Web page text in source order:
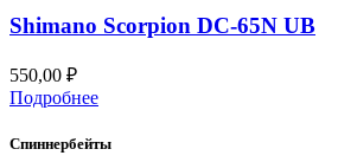
Shimano Scorpion DC-65N UB
550,00 ₽
Подробнее
Спиннербейты